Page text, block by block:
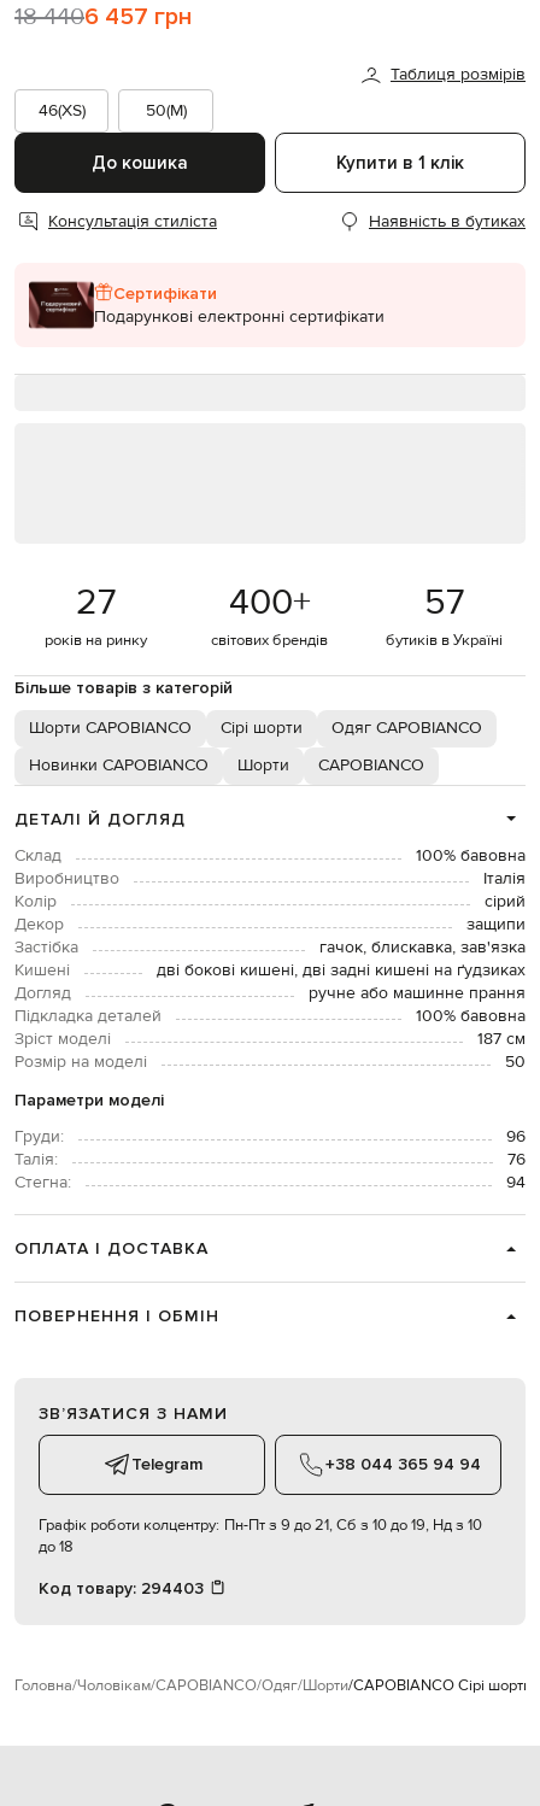
18 4406 457 грн
Таблиця розмірів
46(XS)
50(M)
До кошика Купити в 1 клік
Консультація стиліста Наявність в бутиках
Сертифікати
Подарункові електронні сертифікати
27
років на ринку
400+
світових брендів
57
бутиків в Україні
Більше товарів з категорій
Шорти CAPOBIANCO Сірі шорти
Одяг CAPOBIANCO
Новинки CAPOBIANCO
Шорти CAPOBIANCO
ДЕТАЛІ Й ДОГЛЯД
Склад
100% бавовна
Виробництво
Італія
Колір
сірий
Декор
защипи
Застібка
гачок, блискавка, зав'язка
Кишені
дві бокові кишені, дві задні кишені на ґудзиках
Догляд
ручне або машинне прання
Підкладка деталей
100% бавовна
Зріст моделі
187 см
Розмір на моделі
50
Параметри моделі
Груди:
96
Талія:
76
Стегна:
94
ОПЛАТА І ДОСТАВКА
ПОВЕРНЕННЯ І ОБМІН
ЗВʼЯЗАТИСЯ З НАМИ
Telegram +38 044 365 94 94
Графік роботи колцентру: Пн-Пт з 9 до 21, Сб з 10 до 19, Нд з 10
до 18
Код товару: 294403
Головна Чоловікам CAPOBIANCO Одяг Шорти CAPOBIANCO Сірі шорти